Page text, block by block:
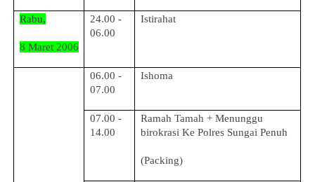
Rabu,
8 Maret 2006
24.00 -
06.00
Istirahat
06.00 -
07.00
Ishoma
07.00 -
14.00
Ramah Tamah + Menunggu
birokrasi Ke Polres Sungai Penuh
(Packing)